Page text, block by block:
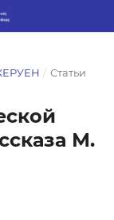
/ Статьи
М.